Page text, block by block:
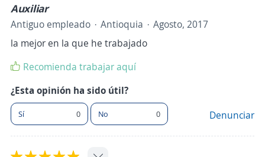
Auxiliar
Antiguo empleado Antioquia
Agosto, 2017
la mejor en la que he trabajado
Recomienda trabajar aquí
¿Esta opinión ha sido útil?
Sí 0 No 0 Denunciar